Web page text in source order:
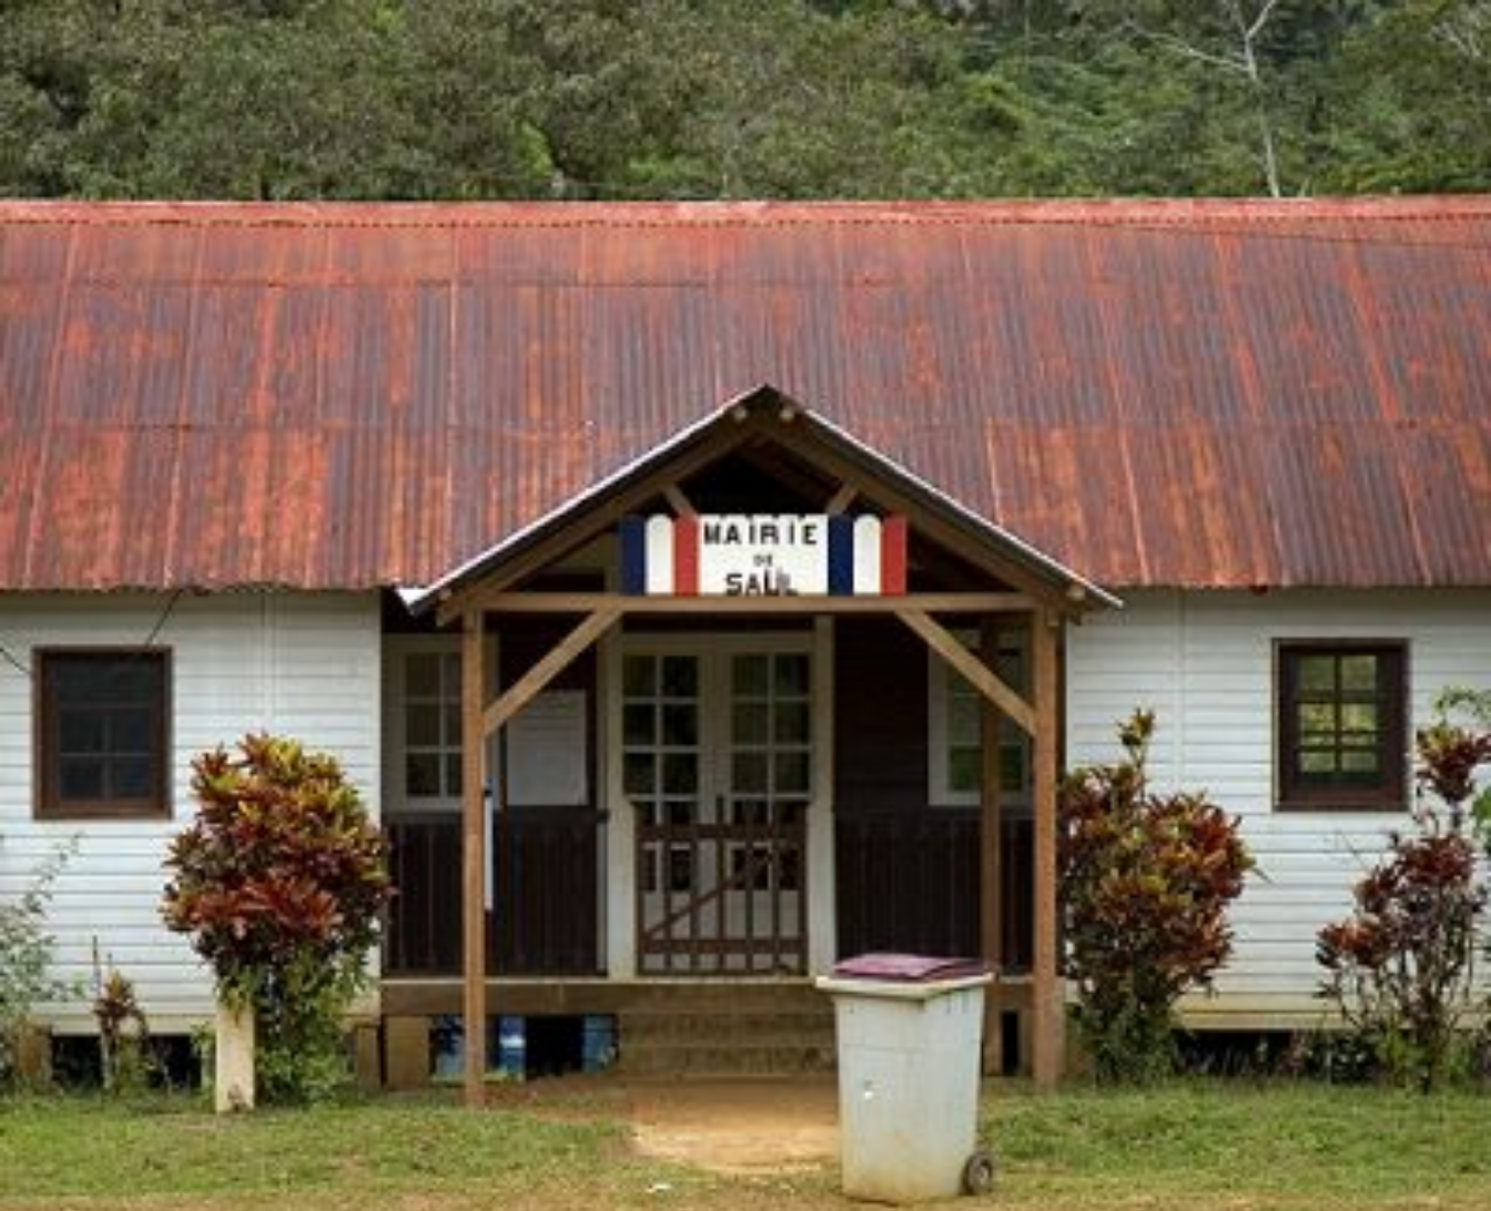
Qui sommes-nous ? S'inscrire à la newsletter Découvrir l'UNSA
Rémunération
OTE et DDI
Travail & santé
|
Le dialogue social engagé pour une Intelligence Artificielle au service du public et des agents
Nous rejoindre
Médias
Travail & santé
Contractuels
Le dialogue social engagé pour une Intelligence Artificielle au service du public et des agents
S'incrire à la newsletter
Découvrir l'UNSA
Nous rejoindre
Comment Agir ?
Médias
03 mai 2022 / Temps de lecture : 2 min /Imprimer cet article
Indemnité de sujétion géographique : des nouveautés
Les critères d'attribution de l'indemnité de sujétion géographique (ISG) sont modifiés. Son bénéfice est accordé à partir de deux
années consécutives et non plus quatre. L'UNSA Fonction Publique estime que ces nouvelles modalités sont favorables aux agents.